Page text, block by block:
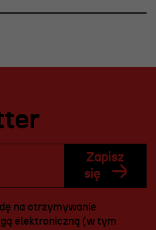
Zapisz
się
na otrzymywanie
elektroniczną (w tym